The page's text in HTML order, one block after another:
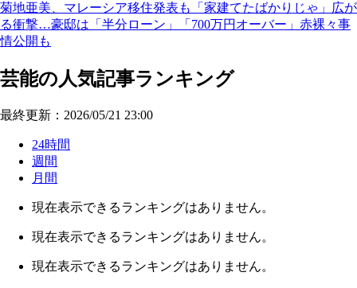
菊地亜美、マレーシア移住発表も「家建てたばかりじゃ」広が
る衝撃…豪邸は「半分ローン」「700万円オーバー」赤裸々事
情公開も
芸能の人気記事ランキング
最終更新：2026/05/21 23:00
24時間
週間
月間
現在表示できるランキングはありません。
現在表示できるランキングはありません。
現在表示できるランキングはありません。